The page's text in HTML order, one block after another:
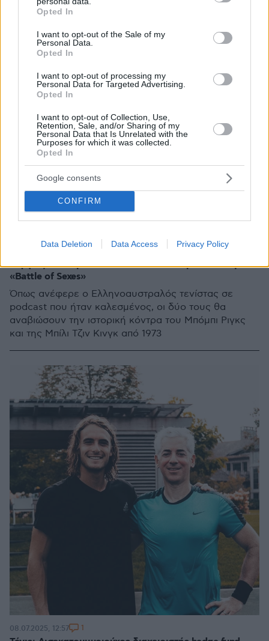
grant or deny consent to Google and its third-party tags to
use your data for below specified purposes in below Google
consent section.
Opted In
I want to opt-out of the Sale of my
Personal Data.
Opted In
I want to opt-out of processing my
Personal Data for Targeted Advertising.
Opted In
I want to opt-out of Collection, Use,
Retention, Sale, and/or Sharing of my
Personal Data that Is Unrelated with the
Purposes for which it was collected.
Opted In
Google consents
CONFIRM
Data Deletion Data Access Privacy Policy
Κύργιος και Σαμπαλένκα θέλουν να αναβιώσουν την
«Battle of Sexes»
Όπως ανέφερε ο Ελληνοαυστραλός τενίστας σε
podcast που ήταν καλεσμένος, οι δύο τους θα
αναβιώσουν την ιστορική κόντρα του Μπόμπι Ριγκς
και της Μπίλι Τζιν Κινγκ από 1973
08.07.2025, 12:57 1